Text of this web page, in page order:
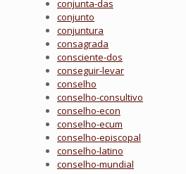
conjunta-das
conjunto
conjuntura
consagrada
consciente-dos
conseguir-levar
conselho
conselho-consultivo
conselho-econ
conselho-ecum
conselho-episcopal
conselho-latino
conselho-mundial